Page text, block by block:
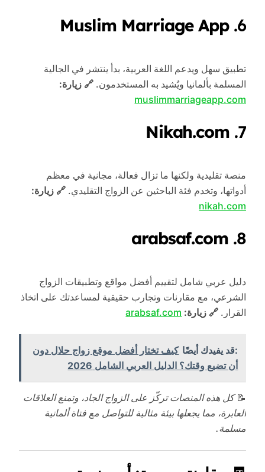
6.
Muslim Marriage App
تطبيق سهل ويدعم اللغة العربية، بدأ ينتشر في الجالية
المسلمة بألمانيا ويُشيد به المستخدمون. 🔗 زيارة:
muslimmarriageapp.com
7.
Nikah.com
منصة تقليدية ولكنها ما تزال فعالة، مجانية في معظم
أدواتها، وتخدم فئة الباحثين عن الزواج التقليدي. 🔗 زيارة:
nikah.com
8.
arabsaf.com
دليل عربي شامل لتقييم أفضل مواقع وتطبيقات الزواج
الشرعي، مع مقارنات وتجارب حقيقية لمساعدتك على اتخاذ
القرار. 🔗 زيارة: arabsaf.com
:قد يفيدك أيضًا كيف تختار أفضل موقع زواج حلال دون
أن تضيع وقتك؟ الدليل العربي الشامل 2026
📝كل هذه المنصات تركّز على الزواج الجاد، وتمنع العلاقات
العابرة، مما يجعلها بيئة مثالية للتواصل مع فتاة ألمانية
مسلمة.